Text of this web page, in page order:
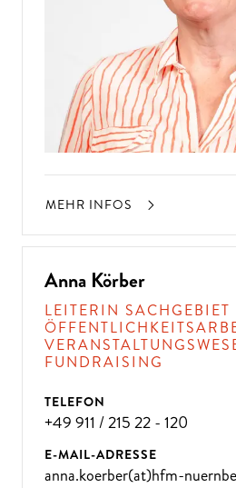
MEHR INFOS
Anna Körber
LEITERIN SACHGEBIET
FUNDRAISING
TELEFON
+49 911 / 215 22 - 120
E-MAIL-ADRESSE
anna.koerber(at)hfm-